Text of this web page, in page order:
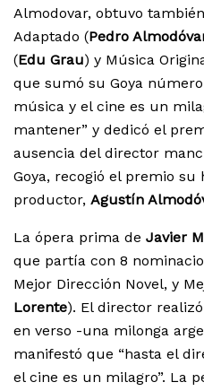
Almodovar, obtuvo
Adaptado (Pedro
(Edu Grau) y Música
que sumó su Goya
música y el cine es un
mantener” y dedicó el
ausencia del director
Goya, recogió el premio su
productor, Agustín
La ópera prima de Javier
que partía con 8
Mejor Dirección Novel, y
Lorente). El director
en verso -una milonga
manifestó que “hasta el
el cine es un milagro”. La